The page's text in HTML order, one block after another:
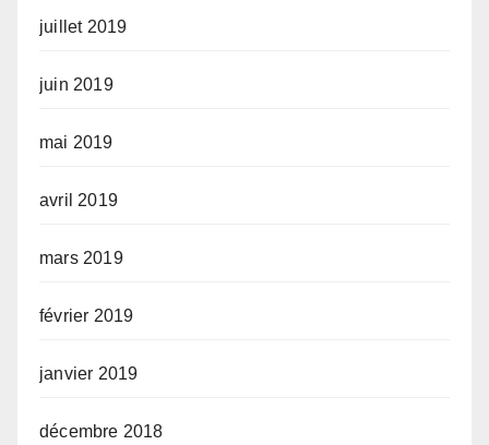
juillet 2019
juin 2019
mai 2019
avril 2019
mars 2019
février 2019
janvier 2019
décembre 2018